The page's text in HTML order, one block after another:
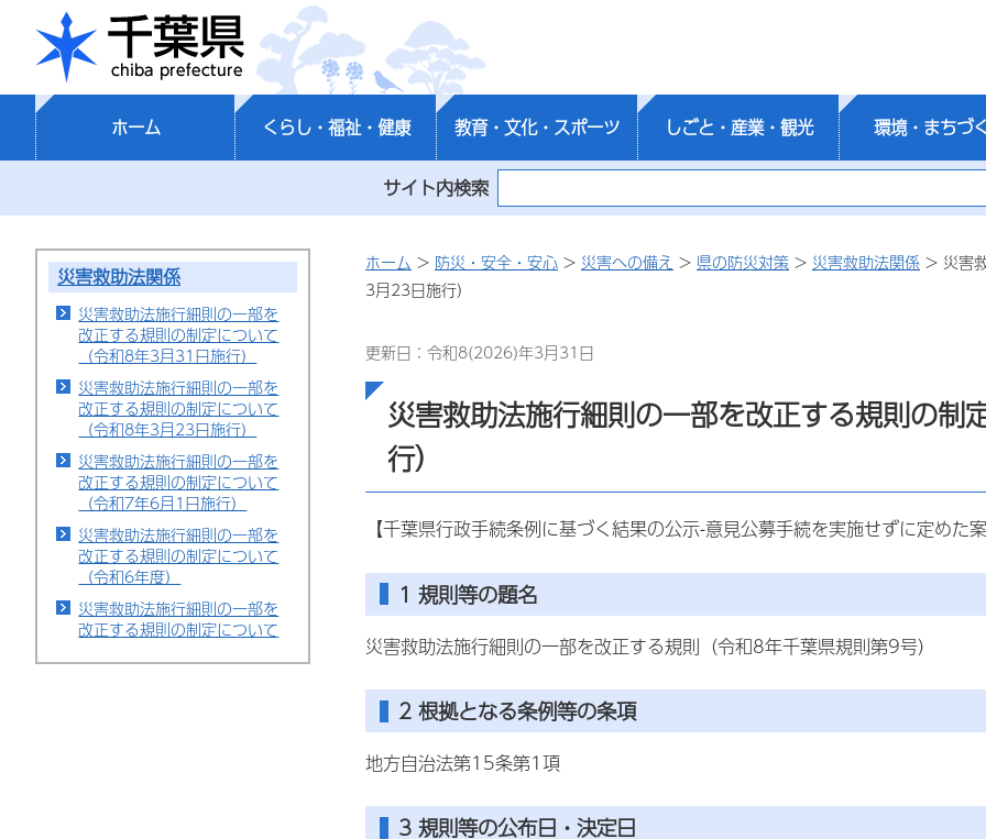
千葉県
ホーム くらし・福祉・健康 教育・文化・スポーツ しごと・産業・観光 環境・まちづ
サイト内検索
災害救助法関係
災害救助法施行細則の一部を
改正する規則の制定について
（令和8年3月31日施行）
災害救助法施行細則の一部を
改正する規則の制定について
（令和8年3月23日施行）
災害救助法施行細則の一部を
改正する規則の制定について
（令和7年6月1日施行）
災害救助法施行細則の一部を
改正する規則の制定について
（令和6年度）
災害救助法施行細則の一部を
改正する規則の制定について
ホーム > 防災・安全・安心 > 災害への備え > 県の防災対策 > 災害救助法関係 > 災害
3月23日施行）
更新日：令和8(2026)年3月31日
災害救助法施行細則の一部を改正する規則の
行）
【千葉県行政手続条例に基づく結果の公示-意見公募手続を実施せずに定めた
1 規則等の題名
災害救助法施行細則の一部を改正する規則（令和8年千葉県規則第9号）
2 根拠となる条例等の条項
地方自治法第15条第1項
3 規則等の公布日・決定日